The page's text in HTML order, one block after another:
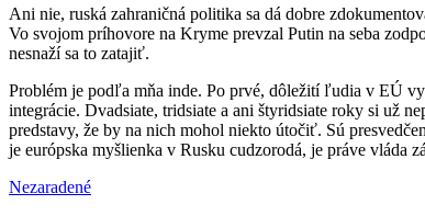
Ani nie, ruská zahraničná politika sa dá dobre
Vo svojom príhovore na Kryme prevzal Putin na seba
nesnaží sa to zatajiť.
Problém je podľa mňa inde. Po prvé, dôležití ľudia v EÚ
integrácie. Dvadsiate, tridsiate a ani štyridsiate roky si už
predstavy, že by na nich mohol niekto útočiť. Sú
je európska myšlienka v Rusku cudzorodá, je práve vláda
Nezaradené